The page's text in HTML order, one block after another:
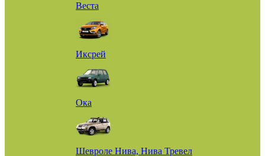
Веста
Иксрей
Ока
Шевроле Нива, Нива Тревел